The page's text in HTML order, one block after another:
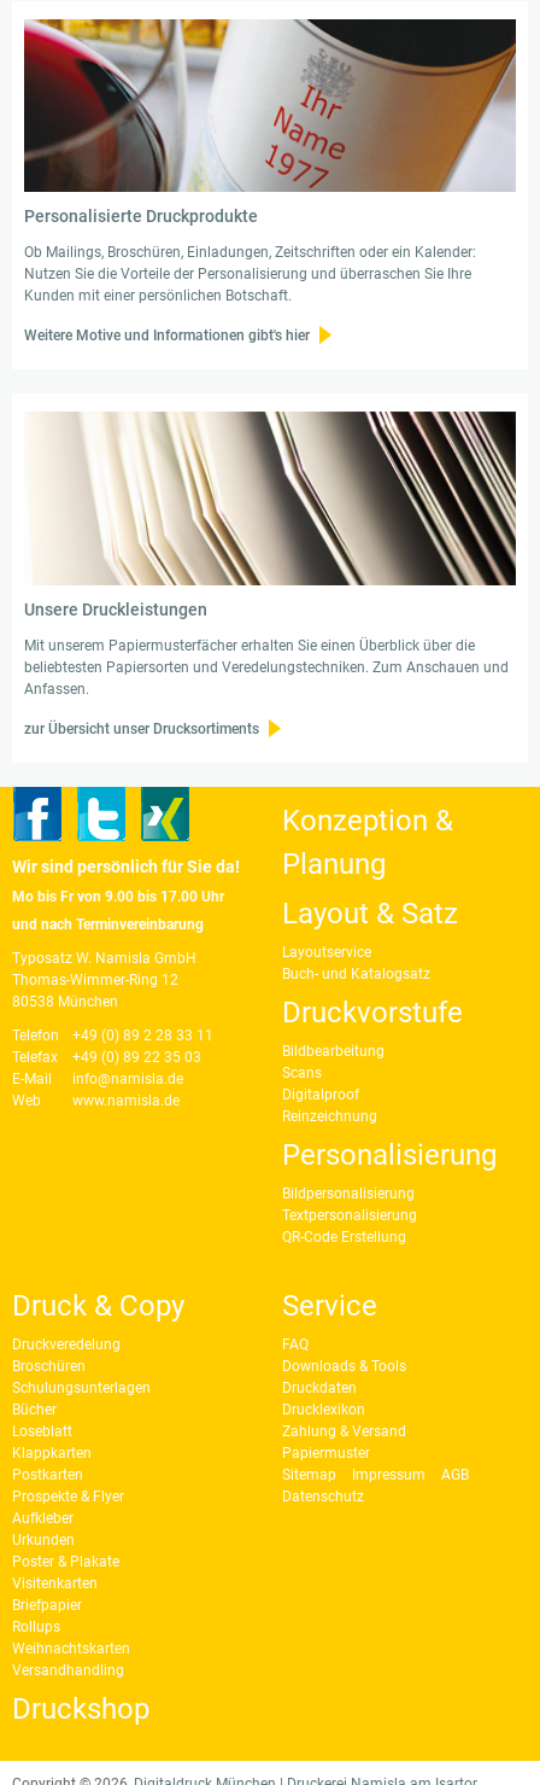
Personalisierte Druckprodukte
Ob Mailings, Broschüren, Einladungen, Zeitschriften oder ein Kalender:
Nutzen Sie die Vorteile der Personalisierung und überraschen Sie Ihre
Kunden mit einer persönlichen Botschaft.
Weitere Motive und Informationen gibt's hier
Unsere Druckleistungen
Mit unserem Papiermusterfächer erhalten Sie einen Überblick über die
beliebtesten Papiersorten und Veredelungstechniken. Zum Anschauen und
Anfassen.
zur Übersicht unser Drucksortiments
Konzeption &
Planung
Layout & Satz
Layoutservice
Buch- und Katalogsatz
Druckvorstufe
Bildbearbeitung
Scans
Digitalproof
Reinzeichnung
Personalisierung
Bildpersonalisierung
Textpersonalisierung
QR-Code Erstellung
Druck & Copy
Druckveredelung
Broschüren
Schulungsunterlagen
Bücher
Loseblatt
Klappkarten
Postkarten
Prospekte & Flyer
Aufkleber
Urkunden
Poster & Plakate
Visitenkarten
Briefpapier
Rollups
Weihnachtskarten
Versandhandling
Druckshop
Service
FAQ
Downloads & Tools
Druckdaten
Drucklexikon
Zahlung & Versand
Papiermuster
Sitemap
Impressum
AGB
Datenschutz
Wir sind persönlich für Sie da!
Mo bis Fr von 9.00 bis 17.00 Uhr
und nach Terminvereinbarung
Typosatz W. Namisla GmbH
Thomas-Wimmer-Ring 12
80538 München
Telefon
+49 (0) 89 2 28 33 11
Telefax
+49 (0) 89 22 35 03
E-Mail
info@namisla.de
Web
www.namisla.de